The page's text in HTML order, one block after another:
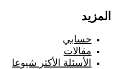
المزيد
حسابي
مقالات
الأسئلة الأكثر شيوعا